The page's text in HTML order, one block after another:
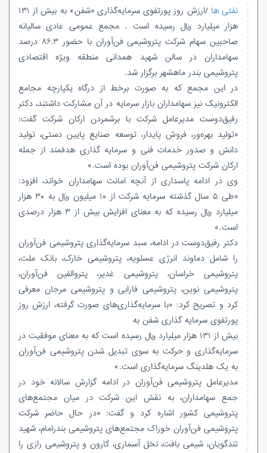
نفتی ها
/ارزش روز پورتفوی سرمایه‌گذاری «شفن» به بیش از ۱۳۱
هزار میلیارد ریال رسیده است . مجمع عمومی عادی سالیانه
صاحبین سهام شرکت پتروشیمی فن‌آوران با حضور ۸۶.۳ درصد
سهامداران در سالن شهید همدانی منطقه ویژه اقتصادی
پتروشیمی بندر ماهشهر برگزار شد.
در این مجمع که به صورت برخط از درگاه یکپارچه مجامع
الکترونیک نیز سهامداران بازار سرمایه در آن مشارکت داشتند، دکتر
رفیق‌دوست مدیرعامل شرکت با برشمردن ارکان شرکت گفت:
«تولید بهره‌ور، فروش پایدار، توسعه صنایع پایین دستی، تولید
دانش و صدور خدمات فنی و سرمایه گذاری هدفمند از جمله
ارکان شرکت پتروشیمی فن‌آوران بوده است.»
وی در ادامه پاسداری از آنچه امانت سهامداران خواند، افزود:
«طی ۵ سال گذشته سرمایه شرکت از ۱۰ میلیون ریال به ۳۰ هزار
میلیارد ریال رسیده که به معنای افزایش بیش از ۳ هزار درصدی
است.»
دکتر رفیق‌دوست در ادامه، سبد سرمایه‌گذاری پتروشیمی فن‌آوران
را شامل دماوند انرژی عسلویه، پتروشیمی خارک، بانک ملت،
پتروشیمی خراسان، پتروشیمی غدیر، پتروالفین فن‌آوران،
پتروشیمی نوین، پتروشیمی فارابی و پتروشیمی مرجان معرفی
کرد و تصریح کرد: «با سرمایه‌گذاری‌های صورت گرفته، ارزش روز
پورتفوی سرمایه گذاری شفن به
بیش از ۱۳۱ هزار میلیارد ریال رسیده است که به معنای موفقیت در
سرمایه‌گذاری و حرکت به سوی تبدیل شدن پتروشیمی فن‌آوران
به یک هلدینگ سرمایه‌گذاری است.»
مدیرعامل پتروشیمی فن‌آوران در ادامه گزارش سالانه خود در
جمع سهامداران، به نقش این شرکت در میان مجتمع‌های
پتروشیمی کشور اشاره کرد و گفت: «در حال حاضر شرکت
پتروشیمی فن‌آوران خوراک مجتمع‌های پتروشیمی بندرامام، شهید
تندگویان، شیمی بافت، نخل آسماری، کارون و پتروشیمی رازی را